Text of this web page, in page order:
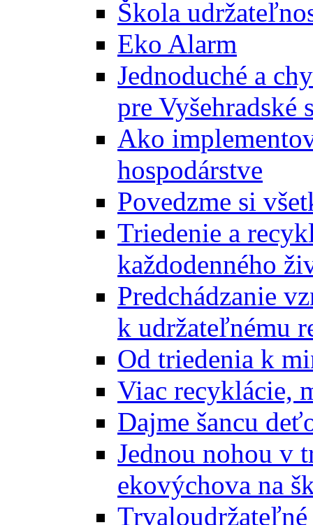
Škola
Eko Alarm
Jednoduché a
pre Vyšehradské
Ako
hospodárstve
Povedzme si
Triedenie a
každodenného
Predchádzanie
k udržateľnému
Od triedenia k
Viac recyklácie,
Dajme šancu
Jednou nohou v
ekovýchova na